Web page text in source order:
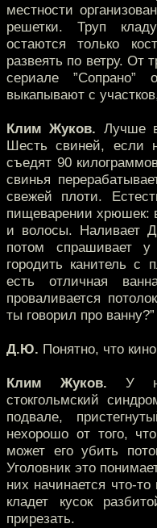
местности
решетки. Труп
остаются только
развеять по ветру. От
сериале ”Сопрано”
выкапывают с
Клим Жуков. Лучше
Шесть свиней, если
съедят 90
свинья
свежей плоти.
пищеварении хрюшек:
и волосы. Наливает
потом спрашивает
городить канитель с
есть отличная
проваливается
ты говорил про ванну?”
Д.Ю. Понятно, что
Клим Жуков. У
стокгольмский
подвале,
нехорошо от того,
может его убить
Уголовник это
них начинается что-
кладет кусок
прирезать.